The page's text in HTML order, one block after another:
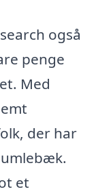
også
penge
Med
der har
et